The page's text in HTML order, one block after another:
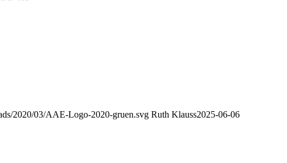
2020/03/AAE-Logo-2020-gruen.svg Ruth Klauss2025-06-06